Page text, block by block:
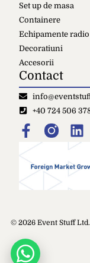
Set up de masa
Containere
Echipamente
Decoratiuni
Accesorii
Contact
+40 724 506
© 2026 Event Stuff